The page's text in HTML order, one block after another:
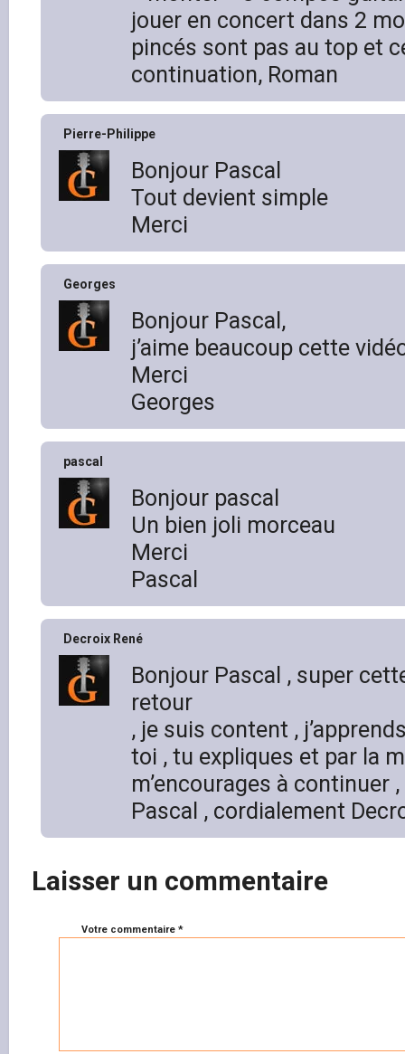
jouer en concert dans 2
pincés sont pas au top et
continuation, Roman
Pierre-Philippe
Bonjour Pascal
Tout devient simple
Merci
Georges
Bonjour Pascal,
j’aime beaucoup cette
Merci
Georges
pascal
Bonjour pascal
Un bien joli morceau
Merci
Pascal
Decroix René
Bonjour Pascal , super
retour
, je suis content ,
toi , tu expliques et par la
m’encourages à continuer
Pascal , cordialement
Laisser un commentaire
Votre commentaire *